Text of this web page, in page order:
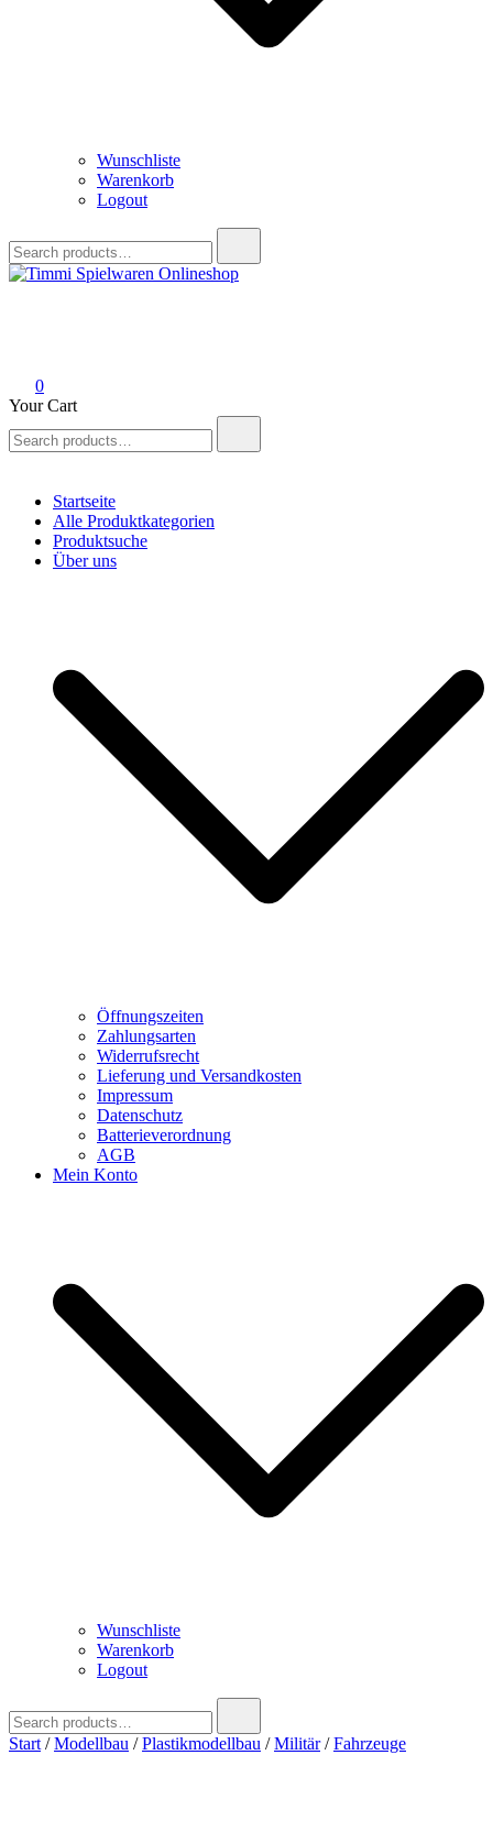
Wunschliste
Warenkorb
Logout
for:
0
Your Cart
for:
Startseite
Alle Produktkategorien
Produktsuche
Über uns
Öffnungszeiten
Zahlungsarten
Widerrufsrecht
Lieferung und Versandkosten
Impressum
Datenschutz
Batterieverordnung
AGB
Mein Konto
Wunschliste
Warenkorb
Logout
for:
Start /Modellbau /Plastikmodellbau /Militär/Fahrzeuge